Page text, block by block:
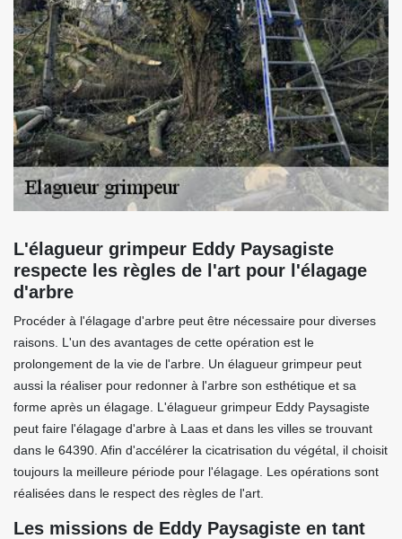
L'élagueur grimpeur Eddy Paysagiste
respecte les règles de l'art pour l'élagage
d'arbre
Procéder à l'élagage d'arbre peut être nécessaire pour diverses
raisons. L'un des avantages de cette opération est le
prolongement de la vie de l'arbre. Un élagueur grimpeur peut
aussi la réaliser pour redonner à l'arbre son esthétique et sa
forme après un élagage. L'élagueur grimpeur Eddy Paysagiste
peut faire l'élagage d'arbre à Laas et dans les villes se trouvant
dans le 64390. Afin d'accélérer la cicatrisation du végétal, il choisit
toujours la meilleure période pour l'élagage. Les opérations sont
réalisées dans le respect des règles de l'art.
Les missions de Eddy Paysagiste en tant